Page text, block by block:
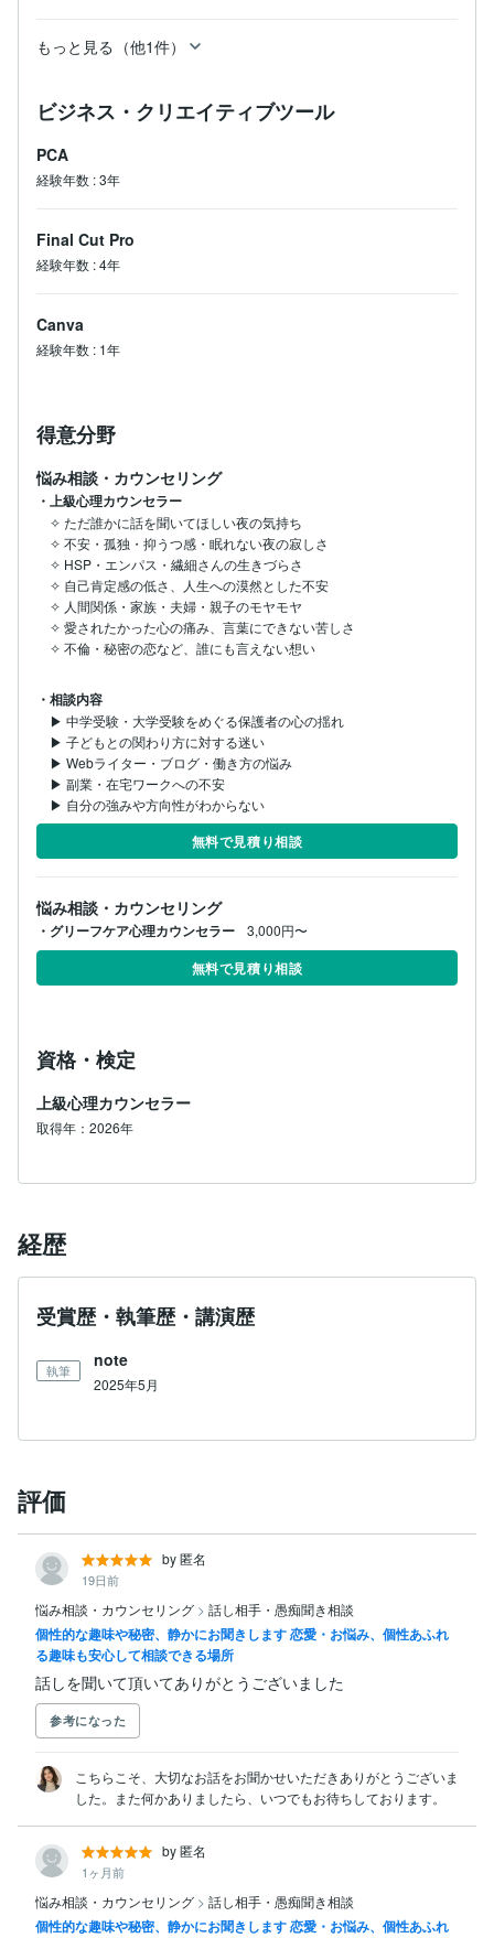
もっと見る（他1件）
ビジネス・クリエイティブツール
PCA
経験年数 :3年
Final Cut Pro
経験年数 :4年
Canva
経験年数 : 1年
得意分野
悩み相談・カウンセリング
・上級心理カウンセラー
✧ ただ誰かに話を聞いてほしい夜の気持ち
✧ 不安・孤独・抑うつ感・眠れない夜の寂しさ
✧ HSP・エンパス・繊細さんの生きづらさ
✧ 自己肯定感の低さ、人生への漠然とした不安
✧ 人間関係・家族・夫婦・親子のモヤモヤ
✧ 愛されたかった心の痛み、言葉にできない苦しさ
✧ 不倫・秘密の恋など、誰にも言えない想い
・相談内容
▶ 中学受験・大学受験をめぐる保護者の心の揺れ
▶ 子どもとの関わり方に対する迷い
▶ Webライター・ブログ・働き方の悩み
▶ 副業・在宅ワークへの不安
▶ 自分の強みや方向性がわからない
無料で見積り相談
悩み相談・カウンセリング
・グリーフケア心理カウンセラー 3,000円〜
無料で見積り相談
資格・検定
上級心理カウンセラー
取得年：2026年
経歴
受賞歴・執筆歴・講演歴
執筆
note
2025年5月
評価
by 匿名
19日前
悩み相談・カウンセリング > 話し相手・愚痴聞き相談
個性的な趣味や秘密、静かにお聞きします 恋愛・お悩み、個性あふれ
る趣味も安心して相談できる場所
話しを聞いて頂いてありがとうございました
参考になった
こちらこそ、大切なお話をお聞かせいただきありがとうございま
した。また何かありましたら、いつでもお待ちしております。
by 匿名
1ヶ月前
悩み相談・カウンセリング > 話し相手・愚痴聞き相談
個性的な趣味や秘密、静かにお聞きします 恋愛・お悩み、個性あふれ